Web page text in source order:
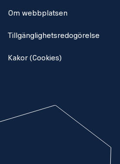
Om webbplatsen
Tillgänglighetsredogörelse
Kakor (Cookies)